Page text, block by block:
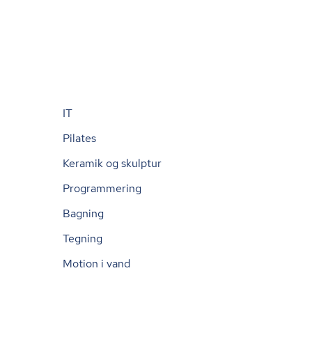
IT
Pilates
Keramik og skulptur
Programmering
Bagning
Tegning
Motion i vand